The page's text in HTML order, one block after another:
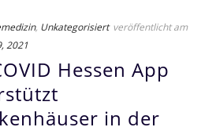
, Unkategorisiert veröffentlicht am
2021
Hessen App
in der